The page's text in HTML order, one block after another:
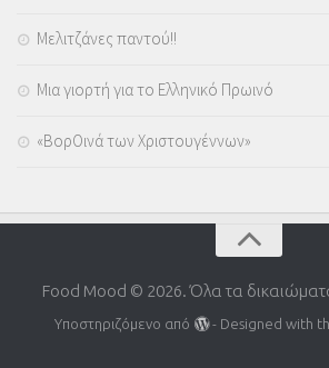
Μελιτζάνες παντού!!
Μια γιορτή για το Ελληνικό Πρωινό
«ΒορΟινά των Χριστουγέννων»
Food Mood © 2026. Όλα τα
Υποστηριζόμενο από - Designed with